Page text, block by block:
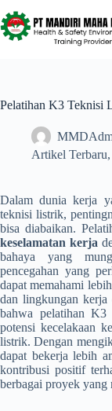
to
content
Pelatihan K3 Teknisi
Artikel Terbaru,
Dalam dunia kerja
teknisi listrik,
bisa diabaikan.
keselamatan kerja
bahaya yang
pencegahan yang
dapat memahami
dan lingkungan
bahwa pelatihan K3
potensi kecelakaan
listrik. Dengan
dapat bekerja lebih
kontribusi positif
berbagai proyek yang